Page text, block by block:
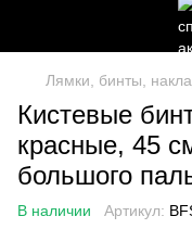
Лямки, бинты,
Кистевые
красные, 45
большого
В наличии Артикул: